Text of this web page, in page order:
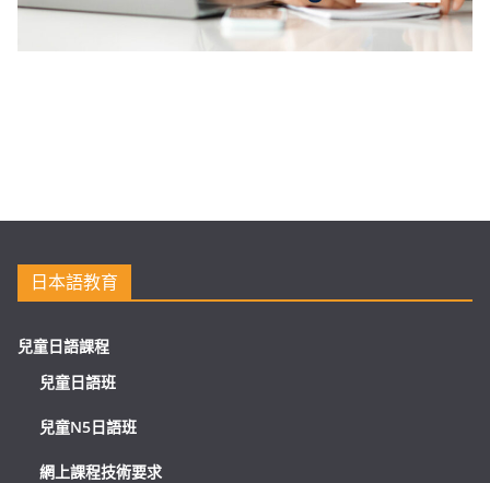
日本語教育
兒童日語課程
兒童日語班
兒童N5日語班
網上課程技術要求